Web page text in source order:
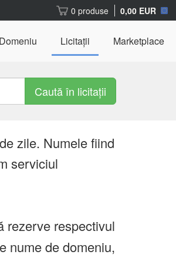
0 produse 0,00 EUR
Licitații Marketplace
Caută în licitații
zile. Numele fiind
serviciul
rezerve respectivul
nume de domeniu,